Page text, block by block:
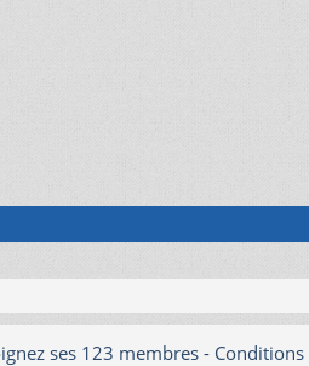
ses 123 membres - Conditions